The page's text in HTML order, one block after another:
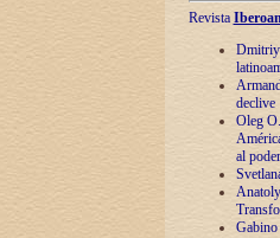
Revista
Dmitriy
declive
Oleg
al poder